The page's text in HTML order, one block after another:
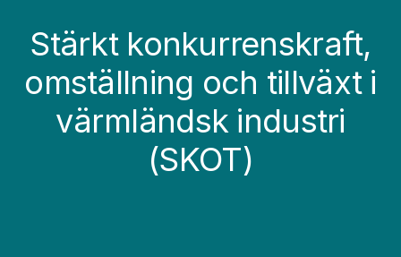
Stärkt konkurrenskraft,
omställning och tillväxt i
värmländsk industri
(SKOT)